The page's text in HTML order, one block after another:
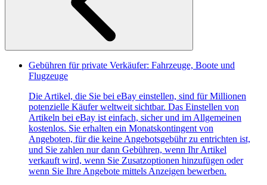
Gebühren für private Verkäufer: Fahrzeuge, Boote und
Flugzeuge
Die Artikel, die Sie bei eBay einstellen, sind für Millionen
potenzielle Käufer weltweit sichtbar. Das Einstellen von
Artikeln bei eBay ist einfach, sicher und im Allgemeinen
kostenlos. Sie erhalten ein Monatskontingent von
Angeboten, für die keine Angebotsgebühr zu entrichten ist,
und Sie zahlen nur dann Gebühren, wenn Ihr Artikel
verkauft wird, wenn Sie Zusatzoptionen hinzufügen oder
wenn Sie Ihre Angebote mittels Anzeigen bewerben.